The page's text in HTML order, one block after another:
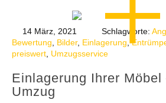
WEITERE
BLOG
14 März, 2021 Schlagworte:
Bewertung
Bilder, Einlagerung ,
preiswert Umzugsservice
Einlagerung Ihrer
Umzug